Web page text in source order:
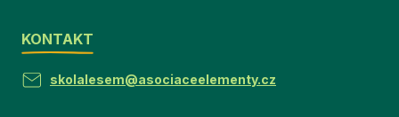
KONTAKT
skolalesem@asociaceelementy.cz